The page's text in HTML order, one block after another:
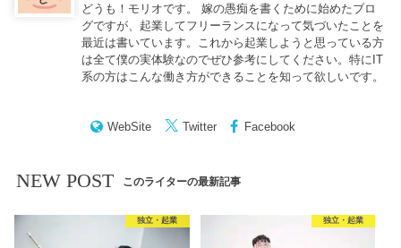
どうも！モリオです。 嫁の愚痴を書くために始めたブロ
グですが、起業してフリーランスになって気づいたことを
最近は書いています。これから起業しようと思っている方
は全て僕の実体験なのでぜひ参考にしてください。特にIT
系の方はこんな働き方ができることを知って欲しいです。
WebSite Twitter Facebook
NEW POST このライターの最新記事
独立・起業 独立・起業